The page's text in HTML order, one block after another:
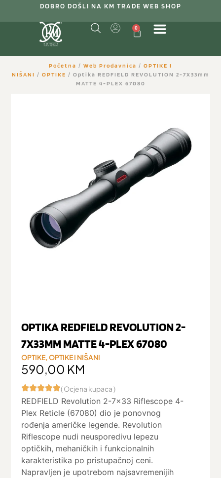
DOBRO DOŠLI NA KM TRADE WEB SHOP
0
Početna / Web Prodavnica / OPTIKE I
NIŠANI / OPTIKE / Optika REDFIELD REVOLUTION 2-7X33mm
MATTE 4-PLEX 67080
OPTIKA REDFIELD REVOLUTION 2-
7X33MM MATTE 4-PLEX 67080
OPTIKE, OPTIKE I NIŠANI
590,00 KM
( Ocjena kupaca )
REDFIELD Revolution 2-7×33 Riflescope 4-
Plex Reticle (67080) dio je ponovnog
rođenja američke legende. Revolution
Riflescope nudi neusporedivu lepezu
optičkih, mehaničkih i funkcionalnih
karakteristika po pristupačnoj ceni.
Napravljen je upotrebom najsavremenijih